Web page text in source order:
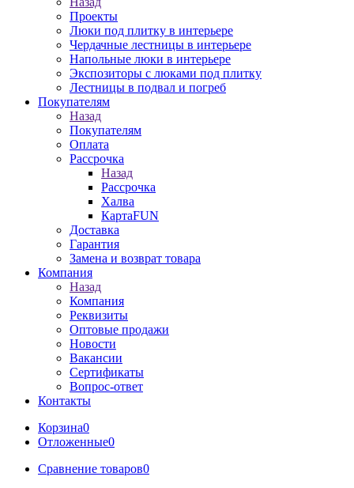
Проекты
Люки под плитку в интерьере
Чердачные лестницы в интерьере
Напольные люки в интерьере
Экспозиторы с люками под плитку
Лестницы в подвал и погреб
Покупателям
Назад
Покупателям
Оплата
Рассрочка
Назад
Рассрочка
Халва
КартаFUN
Доставка
Гарантия
Замена и возврат товара
Компания
Назад
Компания
Реквизиты
Оптовые продажи
Новости
Вакансии
Сертификаты
Вопрос-ответ
Контакты
Корзина0
Отложенные0
Сравнение товаров0